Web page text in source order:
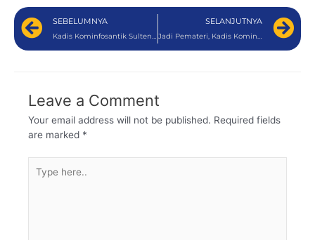
SEBELUMNYA
Kadis Kominfosantik Sulteng Pimpin Apel Perdana, Tekankan Disiplin dan Inovasi Pelayanan
SELANJUTNYA
Jadi Pemateri, Kadis Kominfosantik Sulteng Dorong Generasi Muda Pahami Transformasi Pemerintahan Digital
Leave a Comment
Your email address will not be published. Required fields
are marked *